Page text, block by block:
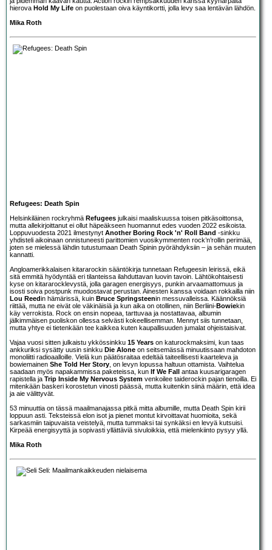
hierova Hold My Life on puolestaan oiva käyntikortti, jolla levy saa lentävän lähdön.
Mika Roth
Refugees: Death Spin
Helsinkiläinen rockryhmä Refugees julkaisi maaliskuussa toisen pitkäsoittonsa,
mutta allekirjoittanut ei ollut häpeäkseen huomannut edes vuoden 2022 esikoista.
Loppuvuodesta 2021 ilmestynyt Another Boring Rock 'n' Roll Band -sinkku
yhdisteli aikoinaan onnistuneesti parittomien vuosikymmenten rock’n’rollin perimää,
joten se mielessä lähdin tutustumaan Death Spinin pyörähdyksiin – ja sehän muuten
kannatti.
Angloamerikkalaisen kitararockin sääntökirja tunnetaan Refugeesin leirissä, eikä
sitä emmitä hyödyntää eri tilanteissa ilahduttavan luovin tavoin. Lähtökohtaisesti
kyse on kitararocklevystä, jolla garagen energisyys, punkin arvaamattomuus ja
isosti soiva postpunk muodostavat perustan. Ainesten kanssa voidaan rokkailla niin
Lou Reedin hämärissä, kuin Bruce Springsteenin messuvalleissa. Käännöksiä
riittää, mutta ne eivät ole väkinäisiä ja kun aika on otollinen, niin Berliini-Bowiekin
käy verrokista. Rock on ensin nopeaa, tarttuvaa ja nostattavaa, albumin
jälkimmäisen puoliskon ollessa selvästi kokeellisemman. Mennyt siis tunnetaan,
mutta yhtye ei tietenkään tee kaikkea kuten kaupallisuuden jumalat ohjeistaisivat.
Vajaa vuosi sitten julkaistu ykkössinkku 15 Years on katurockmaksimi, kun taas
ankkuriksi sysätty uusin sinkku Die Alone on seitsemässä minuutissaan mahdoton
monoliitti radioaalloille. Vielä kun päätösraitaa edeltää taiteellisesti kaarteleva ja
bowiemainen She Told Her Story , on levyn lopussa haltuun ottamista. Vaihtelua
saadaan myös napakammissa paketeissa, kun If We Fall antaa kuusarigaragen
rapistella ja Trip Inside My Nervous System venkoilee taiderockin pajan tienoilla. Ei
mitenkään baskeri korostetun vinosti päässä, mutta kuitenkin siinä määrin, että idea
ja aie välittyvät.
53 minuuttia on tässä maailmanajassa pitkä mitta albumille, mutta Death Spin kirii
loppuun asti. Teksteissä elon isot ja pienet montut kirvoittavat huomioita, sekä
sarkasmiin taipuvaista veistelyä, mutta tummaksi tai synkäksi en levyä kutsuisi.
Kirpeää energisyyttä ja sopivasti yllättäviä sivuloikkia, että mielenkiinto pysyy yllä.
Mika Roth